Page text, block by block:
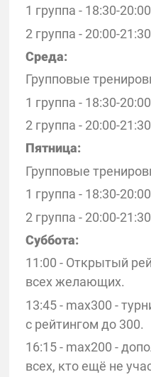
1 группа - 18:30-20:00
2 группа - 20:00-21:30
Среда:
Групповые
1 группа - 18:30-20:00
2 группа - 20:00-21:30
Пятница:
Групповые
1 группа - 18:30-20:00
2 группа - 20:00-21:30
Суббота:
11:00 - Открытый
всех желающих.
13:45 - max300 -
с рейтингом до 300.
16:15 - max200 -
всех, кто ещё не